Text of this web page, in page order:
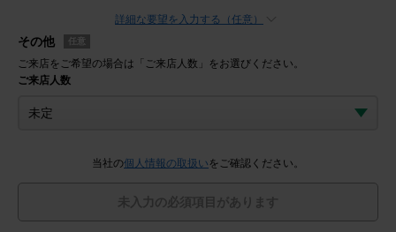
詳細な要望を入力する（任意）
その他 任意
ご来店をご希望の場合は「ご来店人数」をお選びください。
ご来店人数
当社の個人情報の取扱い をご確認ください。
未入力の必須項目があります